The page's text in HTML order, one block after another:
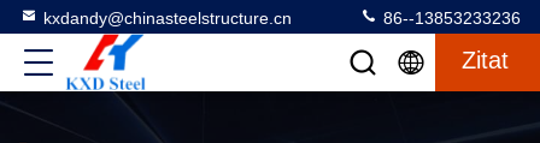
kxdandy@chinasteelstructure.cn 86--13853233236
Zitat